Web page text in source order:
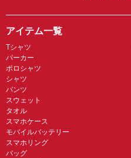
アイテム一覧
Tシャツ
パーカー
ポロシャツ
シャツ
パンツ
スウェット
タオル
スマホケース
モバイルバッテリー
スマホリング
バッグ